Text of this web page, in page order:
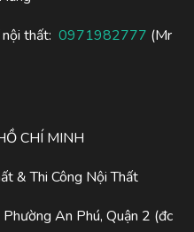
thất: 0971982777 (Mr
CHÍ MINH
& Thi Công Nội Thất
An Phú, Quận 2 (đc